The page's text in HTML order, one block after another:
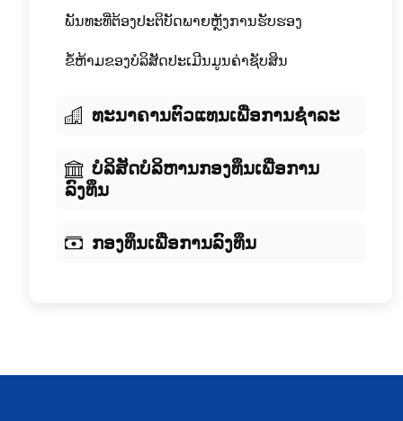
ພັນທະທີ່ຕ້ອງປະຕິບັດພາຍຫຼັງການຮັບຮອງ
ຂໍ້ຫ້າມຂອງບໍລິສັດປະເມີນມູນຄ່າຊັບສິນ
ທະນາຄານຕົວແທນເພື່ອການຊໍາລະ
ບໍລິສັດບໍລິຫານກອງທຶນເພື່ອການ
ລົງທຶນ
ກອງທຶນເພື່ອການລົງທຶນ